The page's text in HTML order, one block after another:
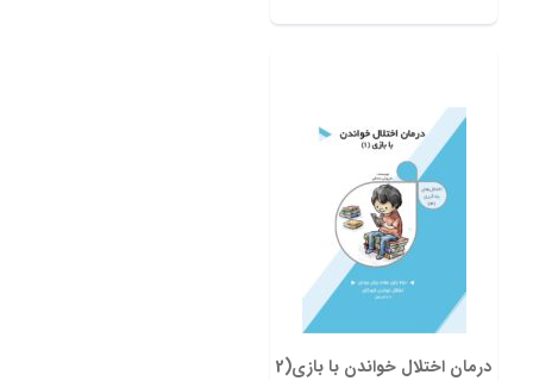
درمان اختلال خواندن با بازی(2